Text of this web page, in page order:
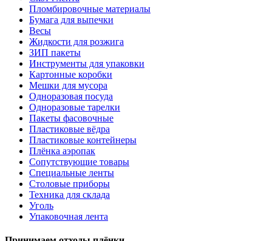
Пломбировочные материалы
Бумага для выпечки
Весы
Жидкости для розжига
ЗИП пакеты
Инструменты для упаковки
Картонные коробки
Мешки для мусора
Одноразовая посуда
Одноразовые тарелки
Пакеты фасовочные
Пластиковые вёдра
Пластиковые контейнеры
Плёнка аэропак
Сопутствующие товары
Специальные ленты
Столовые приборы
Техника для склада
Уголь
Упаковочная лента